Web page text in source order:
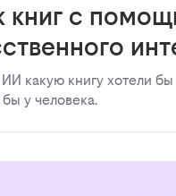
книг с
какую книгу хотели бы
у человека.